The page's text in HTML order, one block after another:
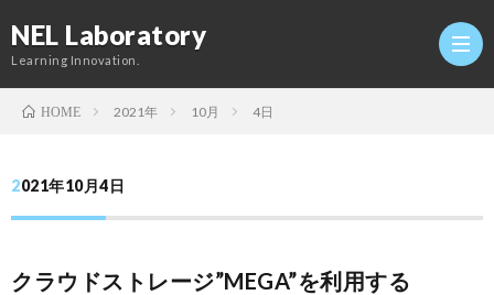
NEL Laboratory
Learning Innovation.
研
HOME 2021年 10月 4日
2021年10月4日
クラウドストレージ”MEGA”を利用する